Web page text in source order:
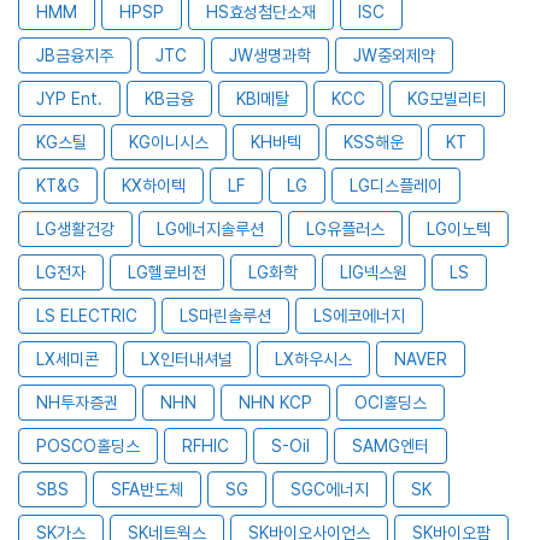
HMM HPSP HS효성첨단소재 ISC
JB금융지주 JTC JW생명과학 JW중외제약
JYP Ent. KB금융 KBI메탈 KCC KG모빌리티
KG스틸 KG이니시스 KH바텍 KSS해운 KT
KT&G KX하이텍 LF LG LG디스플레이
LG생활건강 LG에너지솔루션 LG유플러스 LG이노텍
LG전자 LG헬로비전 LG화학 LIG넥스원 LS
LS ELECTRIC LS마린솔루션 LS에코에너지
LX세미콘 LX인터내셔널 LX하우시스 NAVER
NH투자증권 NHN NHN KCP OCI홀딩스
POSCO홀딩스 RFHIC S-Oil SAMG엔터
SBS SFA반도체 SG SGC에너지 SK
SK가스 SK네트웍스 SK바이오사이언스 SK바이오팜